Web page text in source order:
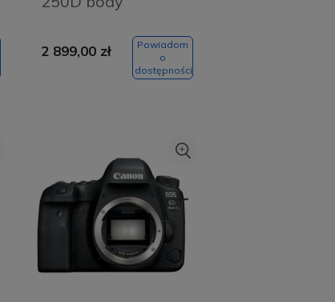
2 899,00 zł
Powiadom
o
dostępności